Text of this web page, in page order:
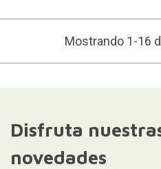
Mostrando 1-16
Disfruta
novedades